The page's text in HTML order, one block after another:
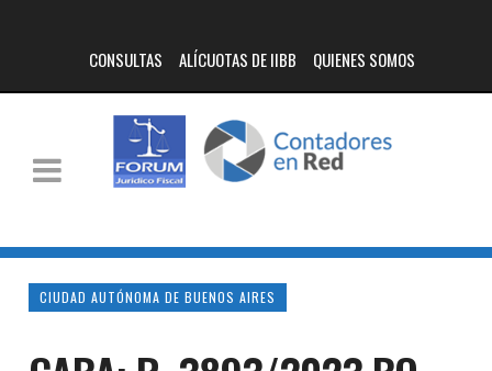
CONSULTAS ALÍCUOTAS DE IIBB QUIENES SOMOS
CIUDAD AUTÓNOMA DE BUENOS AIRES